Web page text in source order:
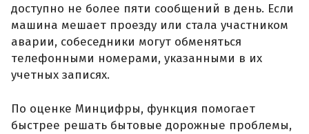
доступно не более пяти сообщений в день. Если
машина мешает проезду или стала участником
аварии, собеседники могут обменяться
телефонными номерами, указанными в их
учетных записях.
По оценке Минцифры, функция помогает
быстрее решать бытовые дорожные проблемы,